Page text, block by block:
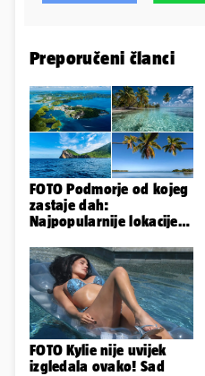
Preporučeni članci
FOTO Podmorje od kojeg
zastaje dah:
Najpopularnije lokacije
svijetu
FOTO Kylie nije uvijek
izgledala ovako! Sad